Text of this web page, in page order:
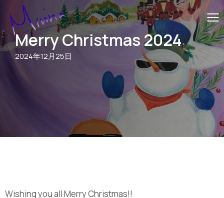
Merry Christmas 2024
2024年12月25日
Wishing you all Merry Christmas!!